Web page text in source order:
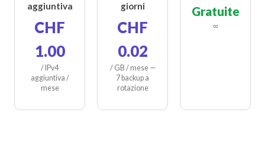
aggiuntiva
CHF
1.00
/ IPv4
aggiuntiva /
mese
giorni
CHF
0.02
/ GB / mese —
7 backup a
rotazione
Gratuite
∞